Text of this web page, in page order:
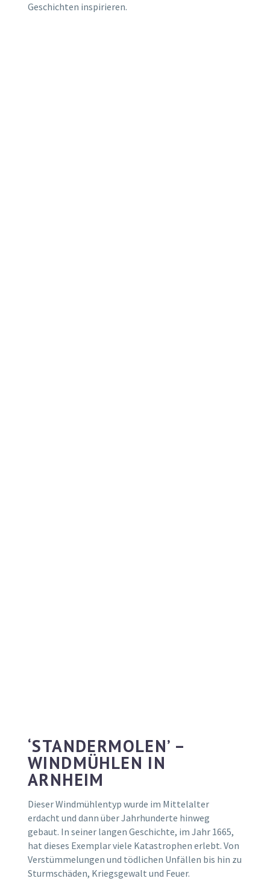
Geschichten inspirieren.
‘STANDERMOLEN’ –
WINDMÜHLEN IN
ARNHEIM
Dieser Windmühlentyp wurde im Mittelalter
erdacht und dann über Jahrhunderte hinweg
gebaut. In seiner langen Geschichte, im Jahr 1665,
hat dieses Exemplar viele Katastrophen erlebt. Von
Verstümmelungen und tödlichen Unfällen bis hin zu
Sturmschäden, Kriegsgewalt und Feuer.